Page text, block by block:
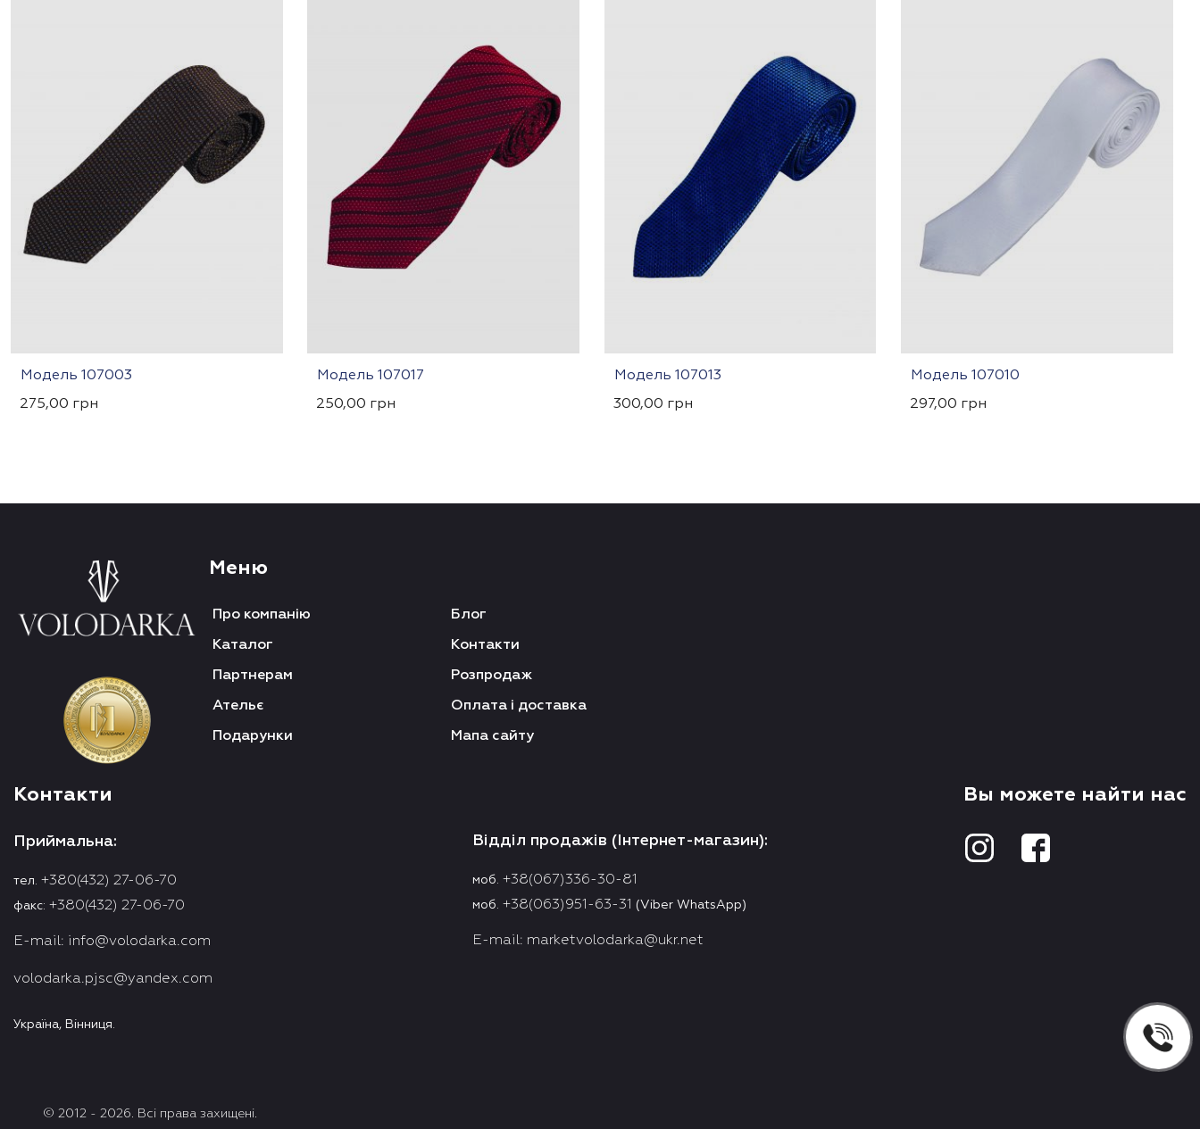
Модель 107003
275,00 грн
Модель 107017
250,00 грн
Модель 107013
300,00 грн
Модель 107010
297,00 грн
Меню
Про компанію
Каталог
Партнерам
Ательє
Подарунки
Блог
Контакти
Розпродаж
Оплата і доставка
Мапа сайту
Контакти
Приймальна:
тел. +380(432) 27-06-70
факс: +380(432) 27-06-70
E-mail: info@volodarka.com
volodarka.pjsc@yandex.com
Україна, Вінниця.
Відділ продажів (Інтернет-магазин):
моб. +38(067)336-30-81
моб. +38(063)951-63-31 (Viber WhatsApp)
E-mail: marketvolodarka@ukr.net
Вы можете найти нас
© 2012 - 2026. Всі права захищені.